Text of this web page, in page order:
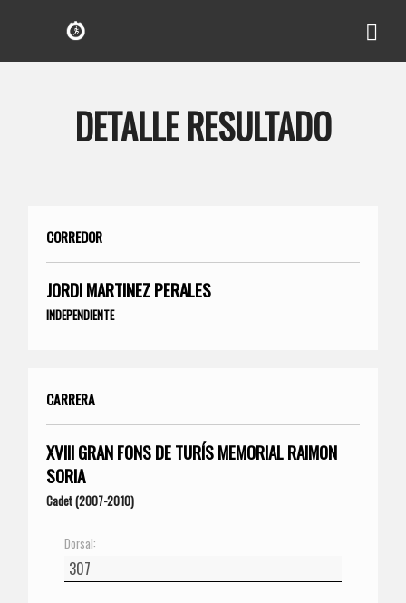
DETALLE RESULTADO
CORREDOR
JORDI MARTINEZ PERALES
INDEPENDIENTE
CARRERA
XVIII GRAN FONS DE TURÍS MEMORIAL RAIMON
SORIA
Cadet (2007-2010)
Dorsal: